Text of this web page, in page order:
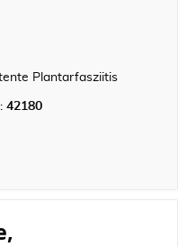
Plantarfasziitis
42180